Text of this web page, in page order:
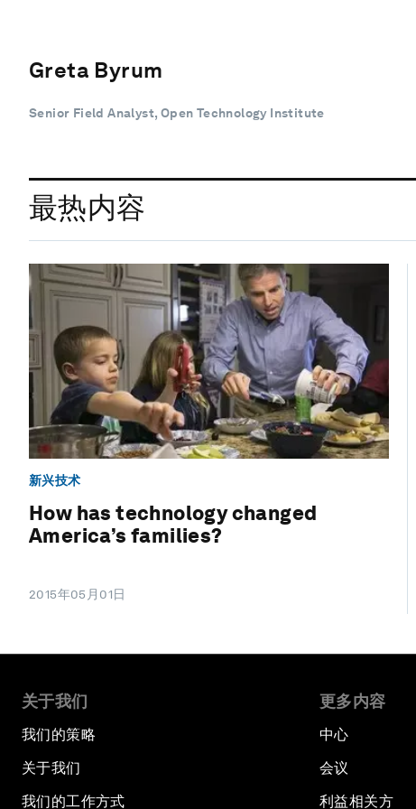
Greta Byrum
Senior Field Analyst, Open Technology Institute
最热内容
新兴技术
How has technology changed
America’s families?
2015年05月01日
关于我们
我们的策略
关于我们
我们的工作方式
更多内容
中心
会议
利益相关方